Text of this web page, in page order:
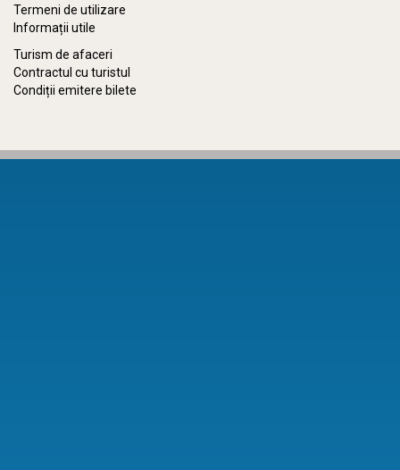
Termeni de utilizare
Informații utile
Turism de afaceri
Contractul cu turistul
Condiții emitere bilete